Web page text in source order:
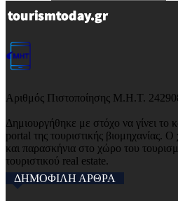
Αριθμός Πιστοποίησης Μ.Η.Τ.
Δημιουργήθηκε με στόχο να γίνει το
portal της τουριστικής βιομηχανίας. Ο
και παρασκήνια στο χώρο του
τουριστικού real estate.
ΔΗΜΟΦΙΛΗ ΑΡΘΡΑ